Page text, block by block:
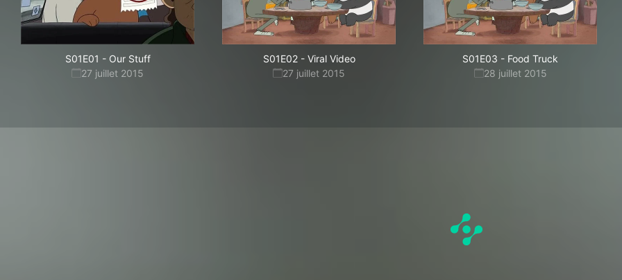
S01E01 - Our Stuff
27 juillet 2015
S01E02- Viral Video
27 juillet 2015
S01E03 - Food Truck
28 juillet 2015